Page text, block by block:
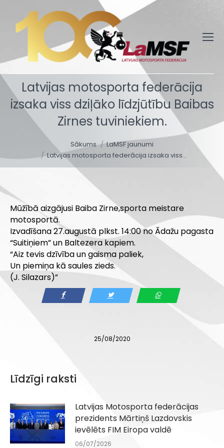
Latvijas motosporta federācija
izsaka viss dziļāko līdzjūtību Baibas
Zirnes tuviniekiem.
You are here:
Sākums
LaMSF jaunumi
Latvijas motosporta federācija izsaka viss…
Mūžībā aizgājusi Baiba Zirne,sporta meistare
motosportā.
Izvadīšana 27.augustā plkst. 14:00 no Ādažu pagasta
“Suitiņiem” un Baltezera kapiem.
“Aiz tevis dzīvība un gaisma paliek,
Un piemiņa kā saules zieds.
(J. Silazars)”
25/08/2020
Līdzīgi raksti
Latvijas Motosporta federācijas
prezidents Mārtiņš Lazdovskis
ievēlēts FIM Eiropa valdē
06/07/2026